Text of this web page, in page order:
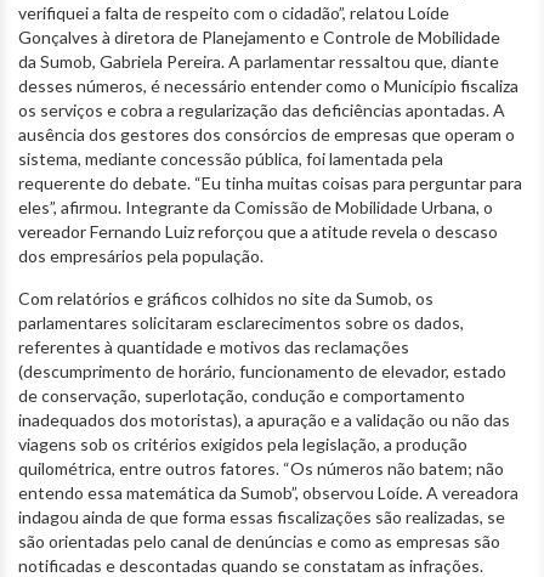
verifiquei a falta de respeito com o cidadão”, relatou Loíde
Gonçalves à diretora de Planejamento e Controle de Mobilidade
da Sumob, Gabriela Pereira. A parlamentar ressaltou que, diante
desses números, é necessário entender como o Município fiscaliza
os serviços ecobra a regularização das deficiências apontadas. A
ausência dos gestores dos consórcios de empresas que operam o
sistema, mediante concessão pública, foi lamentada pela
requerente do debate. “Eu tinha muitas coisas para perguntar para
eles”, afirmou. Integrante da Comissão de Mobilidade Urbana, o
vereador Fernando Luiz reforçou que a atitude revela o descaso
dos empresários pela população.
Com relatórios e gráficos colhidos no site da Sumob, os
parlamentares solicitaram esclarecimentos sobre os dados,
referentes à quantidade e motivos das reclamações
(descumprimento de horário, funcionamento de elevador, estado
de conservação, superlotação, condução e comportamento
inadequados dos motoristas), a apuração e a validação ou não das
viagens sob os critérios exigidos pela legislação, a produção
quilométrica, entre outros fatores. “Os números não batem; não
entendo essa matemática da Sumob”, observou Loíde. A vereadora
indagou ainda de que forma essas fiscalizações são realizadas, se
são orientadas pelo canal de denúncias e como as empresas são
notificadas e descontadas quando se constatam as infrações.